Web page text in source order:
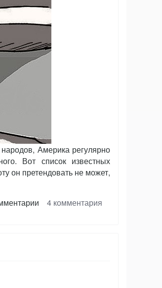
Америка регулярно
Вот список известных
он претендовать не может,
4 комментария